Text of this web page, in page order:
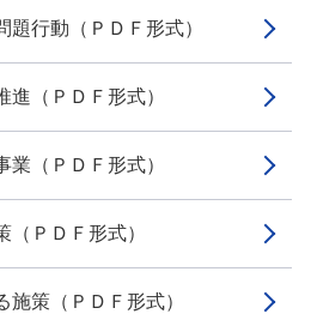
行動（ＰＤＦ形式）
（ＰＤＦ形式）
（ＰＤＦ形式）
ＰＤＦ形式）
策（ＰＤＦ形式）